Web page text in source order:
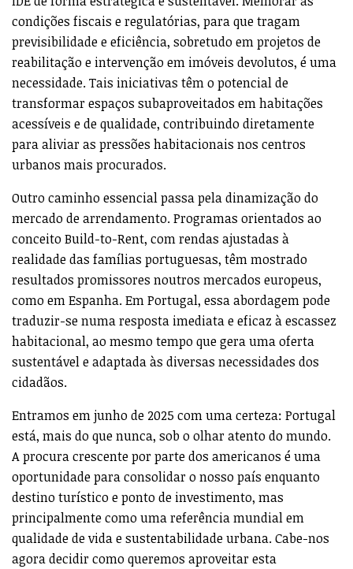
condições fiscais e regulatórias, para que tragam
previsibilidade e eficiência, sobretudo em projetos de
reabilitação e intervenção em imóveis devolutos, é uma
necessidade. Tais iniciativas têm o potencial de
transformar espaços subaproveitados em habitações
acessíveis e de qualidade, contribuindo diretamente
para aliviar as pressões habitacionais nos centros
urbanos mais procurados.
Outro caminho essencial passa pela dinamização do
mercado de arrendamento. Programas orientados ao
conceito Build-to-Rent, com rendas ajustadas à
realidade das famílias portuguesas, têm mostrado
resultados promissores noutros mercados europeus,
como em Espanha. Em Portugal, essa abordagem pode
traduzir-se numa resposta imediata e eficaz à escassez
habitacional, ao mesmo tempo que gera uma oferta
sustentável e adaptada às diversas necessidades dos
cidadãos.
Entramos em junho de 2025 com uma certeza: Portugal
está, mais do que nunca, sob o olhar atento do mundo.
A procura crescente por parte dos americanos é uma
oportunidade para consolidar o nosso país enquanto
destino turístico e ponto de investimento, mas
principalmente como uma referência mundial em
qualidade de vida e sustentabilidade urbana. Cabe-nos
agora decidir como queremos aproveitar esta